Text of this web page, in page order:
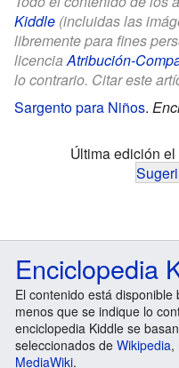
Kiddle (incluidas las
libremente para fines
licenciaAtribución-
lo contrario. Citar este
Sargento para Niños.
Última edición
Enciclopedia
El contenido está disponible
menos que se indique lo
enciclopedia Kiddle se
seleccionados de Wikipedia,
MediaWiki.